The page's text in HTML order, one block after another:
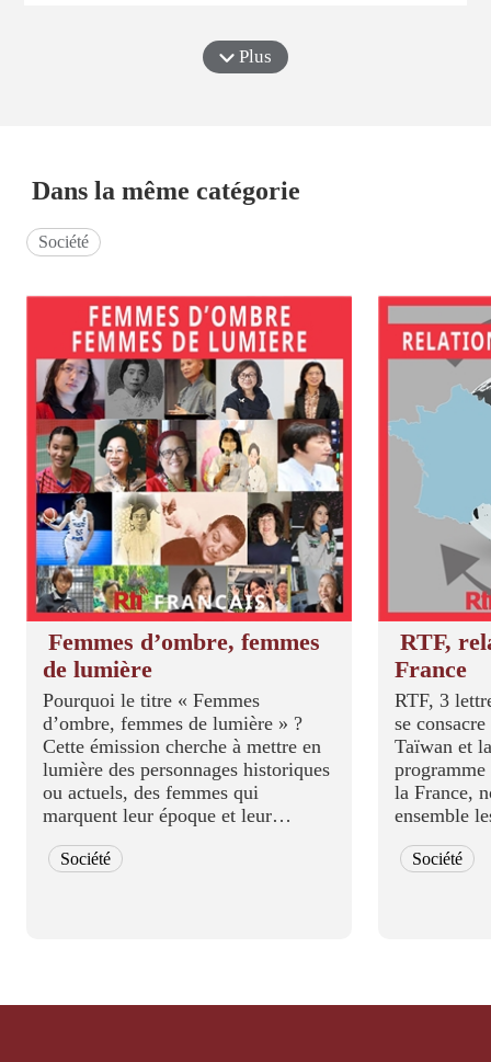
Plus
Dans la même catégorie
Société
Femmes d’ombre, femmes
de lumière
Pourquoi le titre « Femmes
d’ombre, femmes de lumière » ?
Cette émission cherche à mettre en
lumière des personnages historiques
ou actuels, des femmes qui
marquent leur époque et leur
transgressent les stéréotypes et
Société
RTF,
France
RTF, 3
se
Taïwan et la
la France,
ensemble
culturelles,
Société